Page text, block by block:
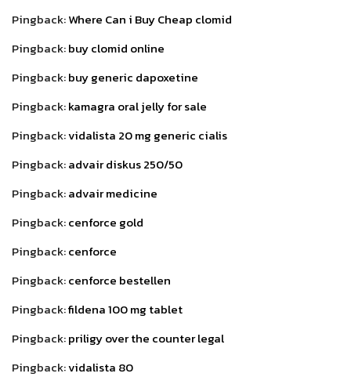
Pingback:Where Can i Buy Cheap clomid
Pingback:buy clomid online
Pingback:buy generic dapoxetine
Pingback:kamagra oral jelly for sale
Pingback:vidalista 20 mg generic cialis
Pingback:advair diskus 250/50
Pingback:advair medicine
Pingback:cenforce gold
Pingback:cenforce
Pingback:cenforce bestellen
Pingback:fildena 100 mg tablet
Pingback:priligy over the counter legal
Pingback:vidalista 80